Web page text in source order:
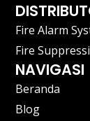
Fire Alarm
Fire
NAVIGASI
Beranda
Blog